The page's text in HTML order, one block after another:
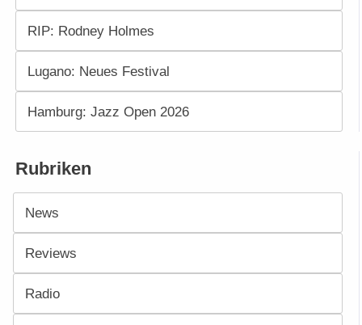
RIP: Rodney Holmes
Lugano: Neues Festival
Hamburg: Jazz Open 2026
Rubriken
News
Reviews
Radio